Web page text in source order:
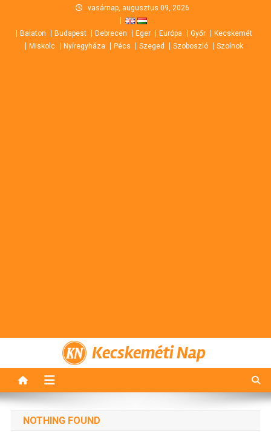
content
vasárnap, augusztus 09, 2026
Balaton Budapest Debrecen Eger Európa Győr
Kecskemét
Miskolc
Nyíregyháza Pécs Szeged Szoboszló Szolnok
Kecskeméti Nap
NOTHING FOUND